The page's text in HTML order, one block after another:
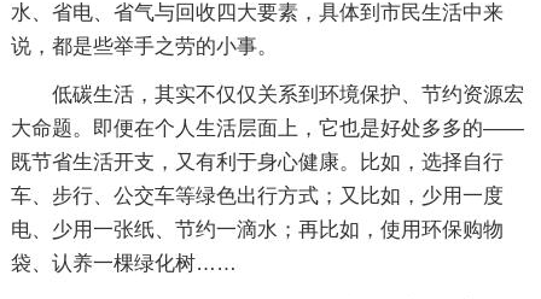
水、省电、省气与回收四大要素，具体到市民生活中来
说，都是些举手之劳的小事。
低碳生活，其实不仅仅关系到环境保护、节约资源宏
大命题。即便在个人生活层面上，它也是好处多多的——
既节省生活开支，又有利于身心健康。比如，选择自行
车、步行、公交车等绿色出行方式；又比如，少用一度
电、少用一张纸、节约一滴水；再比如，使用环保购物
袋、认养一棵绿化树……